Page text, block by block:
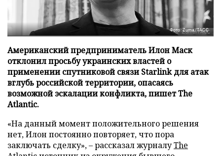
Фото: Zuma/ТАСС
Американский предприниматель Илон Маск
отклонил просьбу украинских властей о
применении спутниковой связи Starlink для атак
вглубь российской территории, опасаясь
возможной эскалации конфликта, пишет The
Atlantic.
«На данный момент положительного решения
нет, Илон постоянно повторяет, что пора
заключать сделку», – рассказал журналуThe